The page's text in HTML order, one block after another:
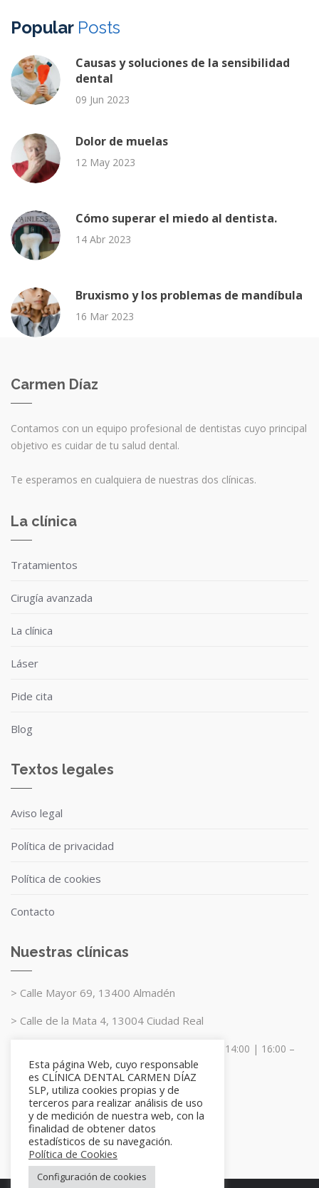
Popular Posts
Causas y soluciones de la sensibilidad
dental
09 Jun 2023
Dolor de muelas
12 May 2023
Cómo superar el miedo al dentista.
14 Abr 2023
Bruxismo y los problemas de mandíbula
16 Mar 2023
Carmen Díaz
Contamos con un equipo profesional de dentistas cuyo principal
objetivo es cuidar de tu salud dental.
Te esperamos en cualquiera de nuestras dos clínicas.
La clínica
Tratamientos
Cirugía avanzada
La clínica
Láser
Pide cita
Blog
Textos legales
Aviso legal
Política de privacidad
Política de cookies
Contacto
Nuestras clínicas
> Calle Mayor 69, 13400 Almadén
> Calle de la Mata 4, 13004 Ciudad Real
Nuestro horario es de lunes a viernes: 10:00 – 14:00 | 16:00 –
20:00Esta página Web, cuyo responsable
es CLÍNICA DENTAL CARMEN DÍAZ
SLP, utiliza cookies propias y de
terceros para realizar análisis de uso
y de medición de nuestra web, con la
finalidad de obtener datos
estadísticos de su navegación.
Política de Cookies
Configuración de cookies